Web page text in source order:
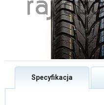
Specyfikacja